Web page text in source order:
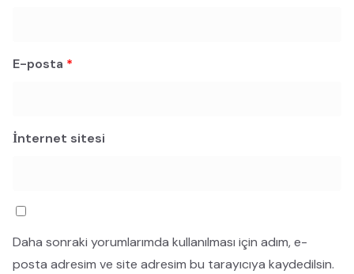
E-posta *
İnternet sitesi
Daha sonraki yorumlarımda kullanılması için adım, e-
posta adresim ve site adresim bu tarayıcıya kaydedilsin.